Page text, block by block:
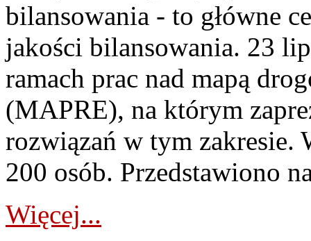
bilansowania - to główne
jakości bilansowania. 23
ramach prac nad mapą
(MAPRE), na którym
rozwiązań w tym zakresie.
200 osób. Przedstawiono
Więcej...